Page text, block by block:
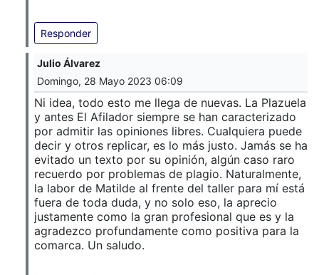
Responder
Julio Álvarez
Domingo, 28 Mayo 2023 06:09
Ni idea, todo esto me llega de nuevas. La Plazuela
y antes El Afilador siempre se han caracterizado
por admitir las opiniones libres. Cualquiera puede
decir y otros replicar, es lo más justo. Jamás se ha
evitado un texto por su opinión, algún caso raro
recuerdo por problemas de plagio. Naturalmente,
la labor de Matilde al frente del taller para mí está
fuera de toda duda, y no solo eso, la aprecio
justamente como la gran profesional que es y la
agradezco profundamente como positiva para la
comarca. Un saludo.